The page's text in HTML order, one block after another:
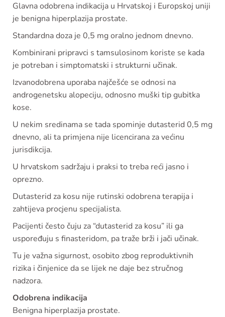
Glavna odobrena indikacija u Hrvatskoj i Europskoj uniji
je benigna hiperplazija prostate.
Standardna doza je 0,5 mg oralno jednom dnevno.
Kombinirani pripravci s tamsulosinom koriste se kada
je potreban i simptomatski i strukturni učinak.
Izvanodobrena uporaba najčešće se odnosi na
androgenetsku alopeciju, odnosno muški tip gubitka
kose.
U nekim sredinama se tada spominje dutasterid 0,5 mg
dnevno, ali ta primjena nije licencirana za većinu
jurisdikcija.
U hrvatskom sadržaju i praksi to treba reći jasno i
oprezno.
Dutasterid za kosu nije rutinski odobrena terapija i
zahtijeva procjenu specijalista.
Pacijenti često čuju za “dutasterid za kosu” ili ga
uspoređuju s finasteridom, pa traže brži i jači učinak.
Tu je važna sigurnost, osobito zbog reproduktivnih
rizika i činjenice da se lijek ne daje bez stručnog
nadzora.
Odobrena indikacija
Benigna hiperplazija prostate.